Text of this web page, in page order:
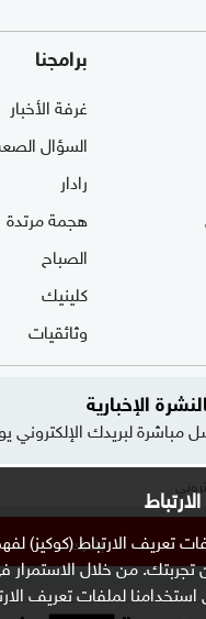
تعريف الارتباط (كوكيز)
تجربتك. من خلال الاستمرار
لملفات تعريف
برامجنا
غرفة الأخبار
السؤال
رادار
هجمة مرتدة
الصباح
كلينيك
وثائقيات
الإخبارية
مباشرة لبريدك الإلكتروني
إشترك